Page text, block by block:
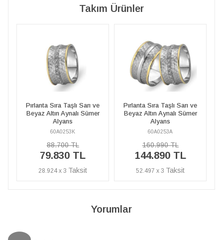
Takım Ürünler
Pırlanta Sıra Taşlı Sarı ve
Beyaz Altın Aynalı Sümer
Alyans
60A0253A
160.990 TL
144.890 TL
52.497 x 3
Pırlanta Sıra Taşlı Sarı ve
Beyaz Altın Aynalı Sümer
Alyans
60A0253K
88.700 TL
79.830 TL
28.924 x 3
Yorumlar